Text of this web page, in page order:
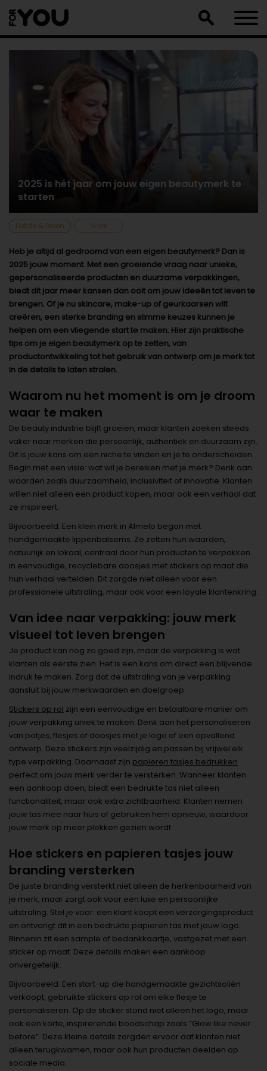
naar
artikel
2025 is hét jaar om jouw eigen beautymerk te
starten
Liefde & leven Werk
Heb je altijd al gedroomd van een eigen beautymerk? Dan is
2025 jouw moment. Met een groeiende vraag naar unieke,
gepersonaliseerde producten en duurzame verpakkingen,
biedt dit jaar meer kansen dan ooit om jouw ideeën tot leven te
brengen. Of je nu skincare, make-up of geurkaarsen wilt
creëren, een sterke branding en slimme keuzes kunnen je
helpen om een vliegende start te maken. Hier zijn praktische
tips om je eigen beautymerk op te zetten, van
productontwikkeling tot het gebruik van ontwerp om je merk tot
in de details te laten stralen.
Waarom nu het moment is om je droom
waar te maken
De beauty industrie blijft groeien, maar klanten zoeken steeds
vaker naar merken die persoonlijk, authentiek en duurzaam zijn.
Dit is jouw kans om een niche te vinden en je te onderscheiden.
Begin met een visie: wat wil je bereiken met je merk? Denk aan
waarden zoals duurzaamheid, inclusiviteit of innovatie. Klanten
willen niet alleen een product kopen, maar ook een verhaal dat
ze inspireert.
Bijvoorbeeld: Een klein merk in Almelo begon met
handgemaakte lippenbalsems. Ze zetten hun waarden,
natuurlijk en lokaal, centraal door hun producten te verpakken
in eenvoudige, recyclebare doosjes met stickers op maat die
hun verhaal vertelden. Dit zorgde niet alleen voor een
professionele uitstraling, maar ook voor een loyale klantenkring.
Van idee naar verpakking: jouw merk
visueel tot leven brengen
Je product kan nog zo goed zijn, maar de verpakking is wat
klanten als eerste zien. Het is een kans om direct een blijvende
indruk te maken. Zorg dat de uitstraling van je verpakking
aansluit bij jouw merkwaarden en doelgroep.
Stickers op rol zijn een eenvoudige en betaalbare manier om
jouw verpakking uniek te maken. Denk aan het personaliseren
van potjes, flesjes of doosjes met je logo of een opvallend
ontwerp. Deze stickers zijn veelzijdig en passen bij vrijwel elk
type verpakking. Daarnaast zijn papieren tasjes bedrukken
perfect om jouw merk verder te versterken. Wanneer klanten
een aankoop doen, biedt een bedrukte tas niet alleen
functionaliteit, maar ook extra zichtbaarheid. Klanten nemen
jouw tas mee naar huis of gebruiken hem opnieuw, waardoor
jouw merk op meer plekken gezien wordt.
Hoe stickers en papieren tasjes jouw
branding versterken
De juiste branding versterkt niet alleen de herkenbaarheid van
je merk, maar zorgt ook voor een luxe en persoonlijke
uitstraling. Stel je voor: een klant koopt een verzorgingsproduct
en ontvangt dit in een bedrukte papieren tas met jouw logo.
Binnenin zit een sample of bedankkaartje, vastgezet met een
sticker op maat. Deze details maken een aankoop
onvergetelijk.
Bijvoorbeeld: Een start-up die handgemaakte gezichtsoliën
verkoopt, gebruikte stickers op rol om elke flesje te
personaliseren. Op de sticker stond niet alleen het logo, maar
ook een korte, inspirerende boodschap zoals “Glow like never
before”. Deze kleine details zorgden ervoor dat klanten niet
alleen terugkwamen, maar ook hun producten deelden op
sociale media.